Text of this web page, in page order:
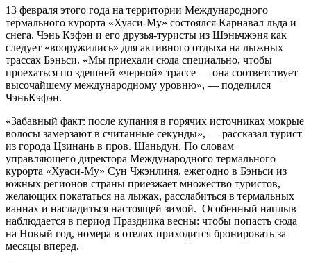
13 февраля этого года на территории Международного
термального курорта «Хуаси-Му» состоялся Карнавал льда и
снега. Чэнь Кэфэн и его друзья-туристы из Шэньчжэня как
следует «вооружились» для активного отдыха на лыжных
трассах Бэньси. «Мы приехали сюда специально, чтобы
проехаться по здешней «черной» трассе — она соответствует
высочайшему международному уровню», — поделился
ЧэньКэфэн.
«Забавный факт: после купания в горячих источниках мокрые
волосы замерзают в считанные секунды», — рассказал турист
из города Цзинань в пров. Шаньдун. По словам
управляющего директора Международного термального
курорта «Хуаси-Му» Сун Чжэнлиня, ежегодно в Бэньси из
южных регионов страны приезжает множество туристов,
желающих покататься на лыжах, расслабиться в термальных
ваннах и насладиться настоящей зимой. Особенный наплыв
наблюдается в период Праздника весны: чтобы попасть сюда
на Новый год, номера в отелях приходится бронировать за
месяцы вперед.